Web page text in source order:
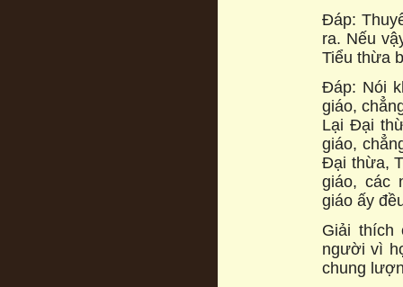
Đáp:
ra. Nếu
Tiểu thừa
Đáp: Nói
giáo,
Lại Đại
giáo,
Đại thừa,
giáo, các
giáo ấy
Giải thích
người vì
chung